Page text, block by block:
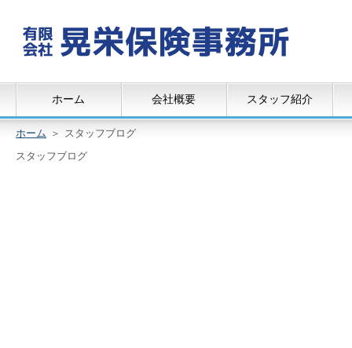
ホーム 会社概要 スタッフ紹介
ホーム ＞ スタッフブログ
スタッフブログ